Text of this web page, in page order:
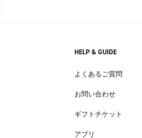
HELP & GUIDE
よくあるご質問
お問い合わせ
ギフトチケット
アプリ